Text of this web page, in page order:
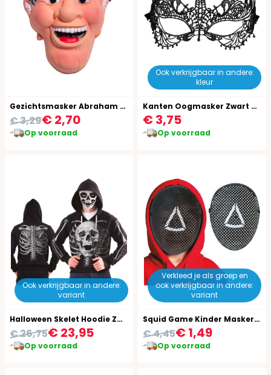
Gezichtsmasker Abraham 3D Foam
€ 2,70
€ 3,29
Op voorraad
Ook verkrijgbaar in andere:
kleur
Kanten Oogmasker Zwart Carnival
€ 3,75
Op voorraad
Ook verkrijgbaar in andere:
variant
Halloween Skelet Hoodie Zwart
€ 23,95
€ 26,75
Op voorraad
Verkleed je als groep en
ook verkrijgbaar in andere:
variant
Squid Game Kinder Masker Driehoekje
€ 1,49
€ 4,45
Op voorraad